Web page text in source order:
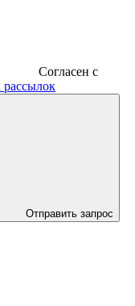
Согласен с
Отправить запрос